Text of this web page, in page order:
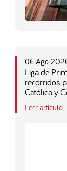
06 Ago
Liga de
recorridos
Católica y
Leer artículo